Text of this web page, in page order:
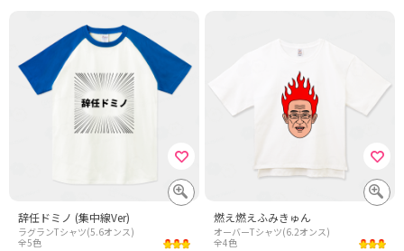
辞任ドミノ (集中線Ver)
ラグランTシャツ(5.6オンス)
全5色
燃え燃えふみきゅん
オーバーTシャツ(6.2オンス)
全4色